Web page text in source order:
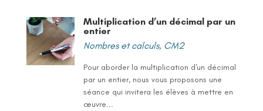
Multiplication d’un décimal par un
entier
Nombres et calculs, CM2
Pour aborder la multiplication d'un décimal
par un entier, nous vous proposons une
séance qui invitera les élèves à mettre en
œuvre...